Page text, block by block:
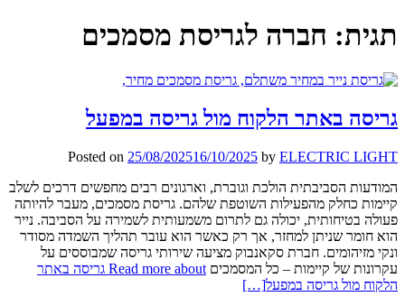
תגית: חברה לגריסת מסמכים
גריסה באתר הלקוח מול גריסה במפעל
Posted on 25/08/202516/10/2025 by ELECTRIC LIGHT
המודעות הסביבתית הולכת וגוברת, וארגונים רבים מחפשים דרכים לשלב
קיימות כחלק מהפעילות השוטפת שלהם. גריסת מסמכים, מעבר להיותה
פעולה בטיחותית, יכולה גם לתרום משמעותית לשמירה על הסביבה. נייר
הוא חומר שניתן למחזר, אך רק כאשר הוא עובר תהליך השמדה מסודר
ונקי מזיהומים. חברת סקאנבוק מציעה שירותי גריסה שמבוססים על
עקרונות של קיימות – כל המסמכים
Read more about גריסה באתר
הלקוח מול גריסה במפעל[…]